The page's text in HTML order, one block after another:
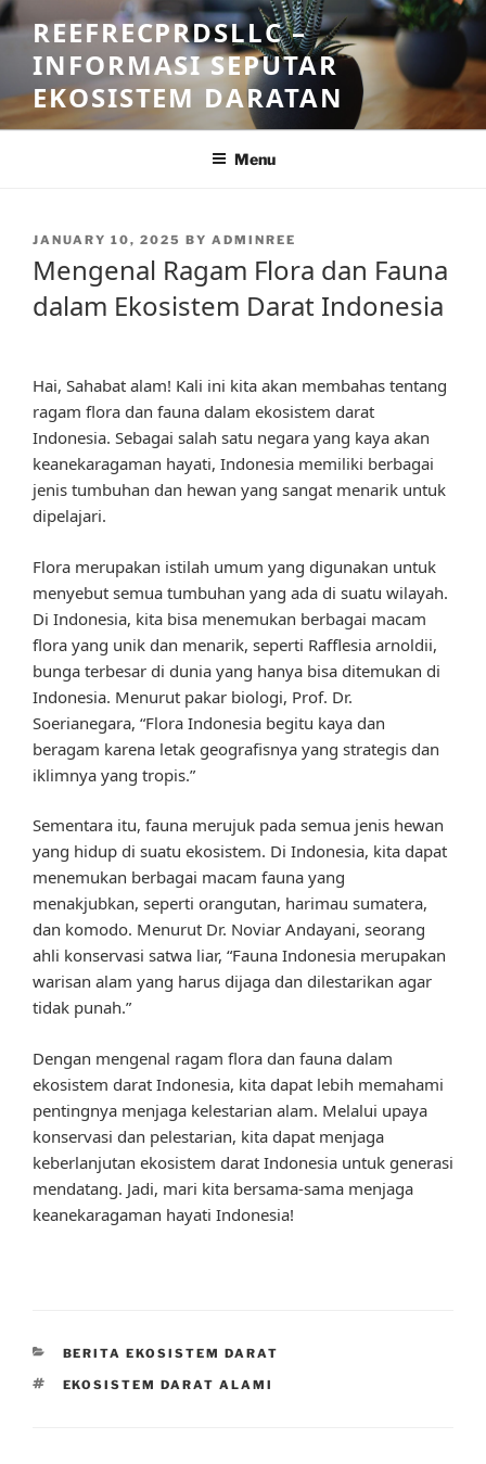
Skip
to
content
REEFRECPRDSLLC –
INFORMASI SEPUTAR
EKOSISTEM DARATAN
Menu
POSTED
JANUARY 10, 2025 BY ADMINREE
Mengenal Ragam Flora dan Fauna
dalam Ekosistem Darat Indonesia
Hai, Sahabat alam! Kali ini kita akan membahas tentang
ragam flora dan fauna dalam ekosistem darat
Indonesia. Sebagai salah satu negara yang kaya akan
keanekaragaman hayati, Indonesia memiliki berbagai
jenis tumbuhan dan hewan yang sangat menarik untuk
dipelajari.
Flora merupakan istilah umum yang digunakan untuk
menyebut semua tumbuhan yang ada di suatu wilayah.
Di Indonesia, kita bisa menemukan berbagai macam
flora yang unik dan menarik, seperti Rafflesia arnoldii,
bunga terbesar di dunia yang hanya bisa ditemukan di
Indonesia. Menurut pakar biologi, Prof. Dr.
Soerianegara, “Flora Indonesia begitu kaya dan
beragam karena letak geografisnya yang strategis dan
iklimnya yang tropis.”
Sementara itu, fauna merujuk pada semua jenis hewan
yang hidup di suatu ekosistem. Di Indonesia, kita dapat
menemukan berbagai macam fauna yang
menakjubkan, seperti orangutan, harimau sumatera,
dan komodo. Menurut Dr. Noviar Andayani, seorang
ahli konservasi satwa liar, “Fauna Indonesia merupakan
warisan alam yang harus dijaga dan dilestarikan agar
tidak punah.”
Dengan mengenal ragam flora dan fauna dalam
ekosistem darat Indonesia, kita dapat lebih memahami
pentingnya menjaga kelestarian alam. Melalui upaya
konservasi dan pelestarian, kita dapat menjaga
keberlanjutan ekosistem darat Indonesia untuk generasi
mendatang. Jadi, mari kita bersama-sama menjaga
keanekaragaman hayati Indonesia!
CATEGORIES
BERITA EKOSISTEM DARAT
TAGS
EKOSISTEM DARAT ALAMI